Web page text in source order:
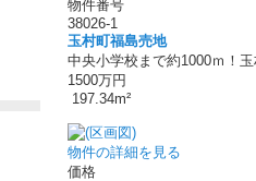
物件番号
38026-1
玉村町福島売地
中央小学校まで約1000ｍ！
1500万円
197.34m²
物件の詳細を見る
価格